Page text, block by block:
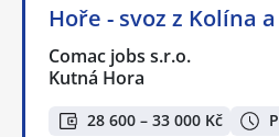
Hoře - svoz z Kolína
Comac jobs s.r.o.
Kutná Hora
28 600 – 33 000 Kč